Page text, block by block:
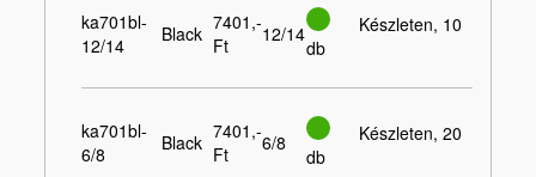
ka701bl-
12/14
Black 7401,-
Ft
12/14
Készleten, 10
db
ka701bl-
6/8
Black 7401,-
Ft
6/8
Készleten, 20
db